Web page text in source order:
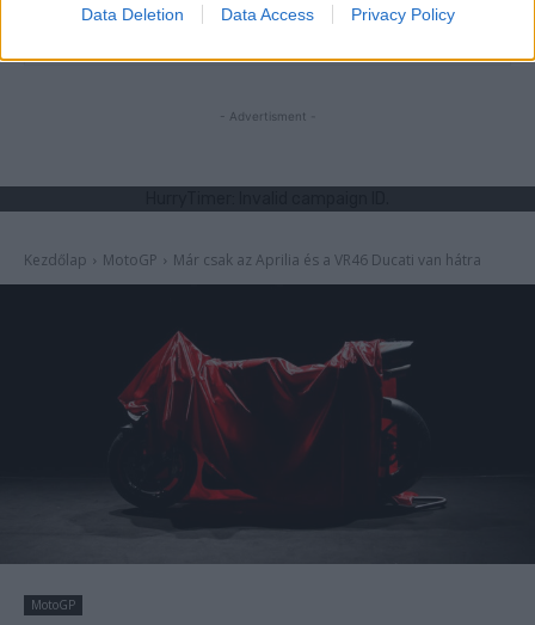
Data Deletion Data Access Privacy Policy
https://p1race.hu
- Advertisment -